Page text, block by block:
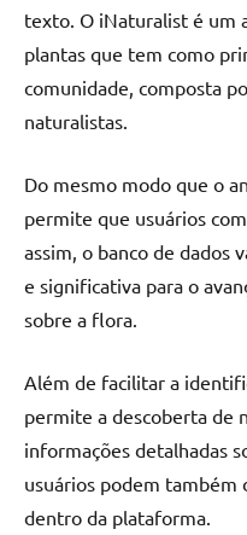
texto. O iNaturalist é um
plantas que tem como
comunidade, composta
naturalistas.
Do mesmo modo que o
permite que usuários
assim, o banco de dados
e significativa para o
sobre a flora.
Além de facilitar a
permite a descoberta de
informações detalhadas
usuários podem também
dentro da plataforma.